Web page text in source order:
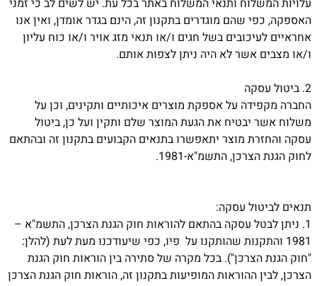
עלויות המשלוח ותנאי המשלוח באתר בכל עת. יש לשים לב כי זמני
האספקה, כפי שהם מוגדרים בתקנון זה, הינם בגדר אומדן, ואין אנו
אחראיים לעיכובים בשל חגים ו/או תנאי מזג אויר ו/או כוח עליון
ו/או מצבים אשר לא היה ניתן לצפות אותם.
2. ביטול עסקה
החברה מקפידה על אספקת מוצרים איכותיים ותקינים, וכן על
משלוח אשר יבטיח את הגעת המוצר שלם ותקין ועל כן, ביטול
עסקה והחזרת מוצר יתאפשרו בתנאים הקבועים בתקנון זה ובהתאם
לחוק הגנת הצרכן, התשמ"א-1981.
תנאים לביטול עסקה:
1. ניתן לבטל עסקה בהתאם להוראות חוק הגנת הצרכן, התשמ"א –
1981 והתקנות שהותקנו על פיו, כפי שיעודכנו מעת לעת (להלן:
"חוק הגנת הצרכן"). בכל מקרה של סתירה בין הוראות חוק הגנת
הצרכן, לבין ההוראות המופיעות בתקנון זה, הוראות חוק הגנת הצרכן